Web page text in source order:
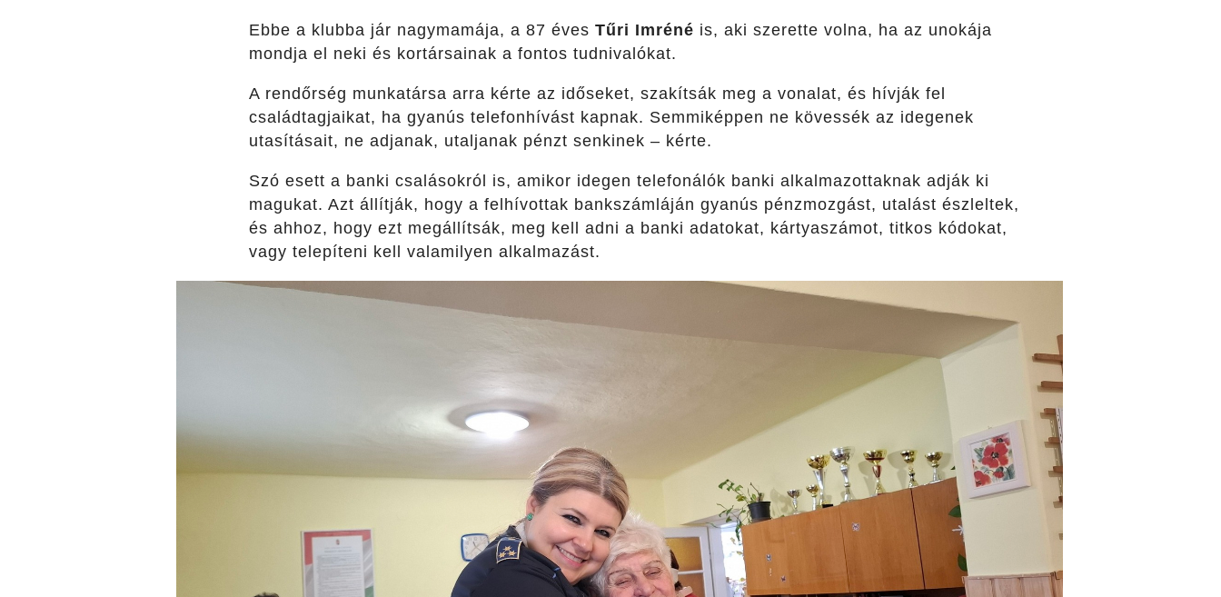
Ebbe a klubba jár nagymamája, a 87 éves Tűri Imréné is, aki szerette volna, ha az unokája
mondja el neki és kortársainak a fontos tudnivalókat.
A rendőrség munkatársa arra kérte az időseket, szakítsák meg a vonalat, és hívják fel
családtagjaikat, ha gyanús telefonhívást kapnak. Semmiképpen ne kövessék az idegenek
utasításait, ne adjanak, utaljanak pénzt senkinek – kérte.
Szó esett a banki csalásokról is, amikor idegen telefonálók banki alkalmazottaknak adják ki
magukat. Azt állítják, hogy a felhívottak bankszámláján gyanús pénzmozgást, utalást észleltek,
és ahhoz, hogy ezt megállítsák, meg kell adni a banki adatokat, kártyaszámot, titkos kódokat,
vagy telepíteni kell valamilyen alkalmazást.